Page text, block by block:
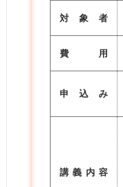
対 象 者
費 用
申 込 み
講義内容